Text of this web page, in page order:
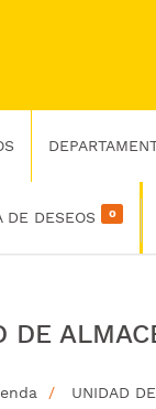
DE DESEOS 0
DE
UNIDAD